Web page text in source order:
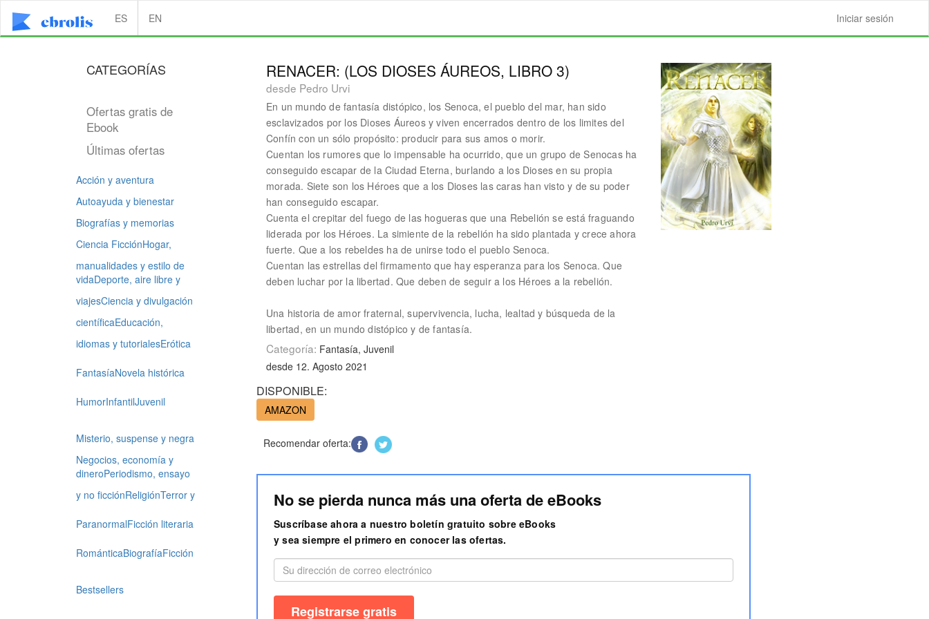
ES EN Iniciar sesión
CATEGORÍAS
Ofertas gratis de
Ebook
Últimas ofertas
Acción y aventura
Autoayuda y bienestar
Biografías y memorias
Ciencia FicciónHogar,
manualidades y estilo de
vidaDeporte, aire libre y
viajesCiencia y divulgación
científicaEducación,
idiomas y tutorialesErótica
FantasíaNovela histórica
HumorInfantilJuvenil
Misterio, suspense y negra
Negocios, economía y
dineroPeriodismo, ensayo
y no ficciónReligiónTerror y
ParanormalFicción literaria
RománticaBiografíaFicción
Bestsellers
RENACER: (LOS DIOSES ÁUREOS, LIBRO 3)
desde Pedro Urvi
En un mundo de fantasía distópico, los Senoca, el pueblo del mar, han sido
esclavizados por los Dioses Áureos y viven encerrados dentro de los limites del
Confín con un sólo propósito: producir para sus amos o morir.
Cuentan los rumores que lo impensable ha ocurrido, que un grupo de Senocas ha
conseguido escapar de la Ciudad Eterna, burlando a los Dioses en su propia
morada. Siete son los Héroes que a los Dioses las caras han visto y de su poder
han conseguido escapar.
Cuenta el crepitar del fuego de las hogueras que una Rebelión se está fraguando
liderada por los Héroes. La simiente de la rebelión ha sido plantada y crece ahora
fuerte. Que a los rebeldes ha de unirse todo el pueblo Senoca.
Cuentan las estrellas del firmamento que hay esperanza para los Senoca. Que
deben luchar por la libertad. Que deben de seguir a los Héroes a la rebelión.
Una historia de amor fraternal, supervivencia, lucha, lealtad y búsqueda de la
libertad, en un mundo distópico y de fantasía.
Categoría: Fantasía, Juvenil
desde 12. Agosto 2021
DISPONIBLE:
AMAZON
Recomendar oferta:
No se pierda nunca más una oferta de eBooks
Suscríbase ahora a nuestro boletín gratuito sobre eBooks
y sea siempre el primero en conocer las ofertas.